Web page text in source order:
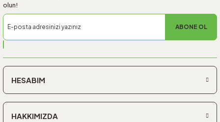
olun!
ABONE OL
HESABIM
HAKKIMIZDA